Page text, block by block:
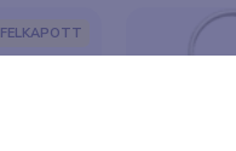
FELKAPOTT